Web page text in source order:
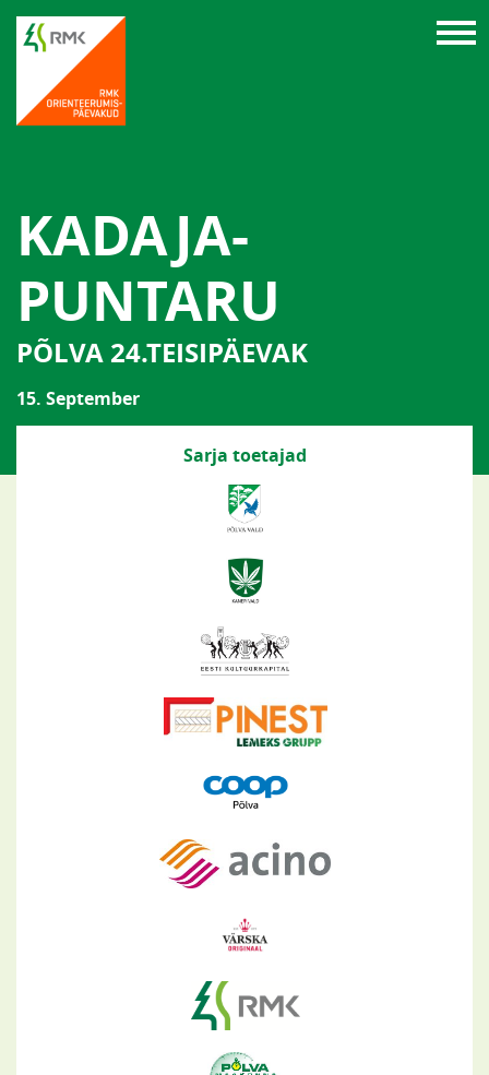
KADAJA-
PUNTARU
PÕLVA 24.TEISIPÄEVAK
15. September
Sarja toetajad